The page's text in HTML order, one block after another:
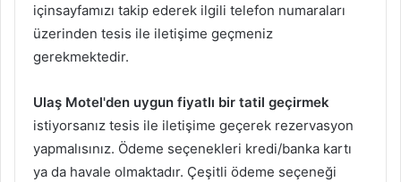
içinsayfamızı takip ederek ilgili telefon numaraları
üzerinden tesis ile iletişime geçmeniz
gerekmektedir.
Ulaş Motel'den uygun fiyatlı bir tatil geçirmek
istiyorsanız tesis ile iletişime geçerek rezervasyon
yapmalısınız. Ödeme seçenekleri kredi/banka kartı
ya da havale olmaktadır. Çeşitli ödeme seçeneği